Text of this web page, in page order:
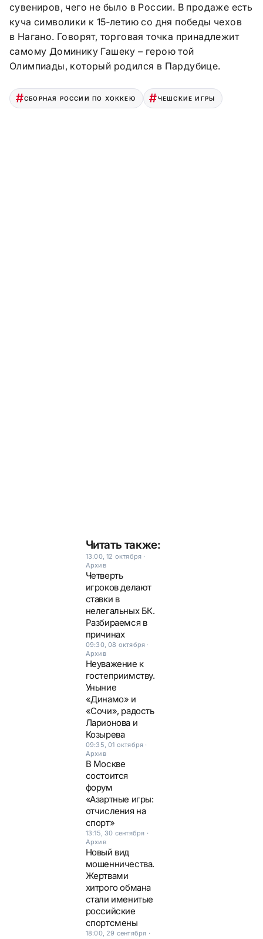
сувениров, чего не было в России. В продаже есть
куча символики к 15‑летию со дня победы чехов
в Нагано. Говорят, торговая точка принадлежит
самому Доминику Гашеку – герою той
Олимпиады, который родился в Пардубице.
СБОРНАЯ РОССИИ ПО ХОККЕЮ ЧЕШСКИЕ ИГРЫ
Читать также:
13:00, 12 октября ·
Архив
Четверть
игроков делают
ставки в
нелегальных БК.
Разбираемся в
причинах
09:30, 08 октября ·
Архив
Неуважение к
гостеприимству.
Уныние
«Динамо» и
«Сочи», радость
Ларионова и
Козырева
09:35, 01 октября ·
Архив
В Москве
состоится
форум
«Азартные игры:
отчисления на
спорт»
13:15, 30 сентября ·
Архив
Новый вид
мошенничества.
Жертвами
хитрого обмана
стали именитые
российские
спортсмены
18:00, 29 сентября ·